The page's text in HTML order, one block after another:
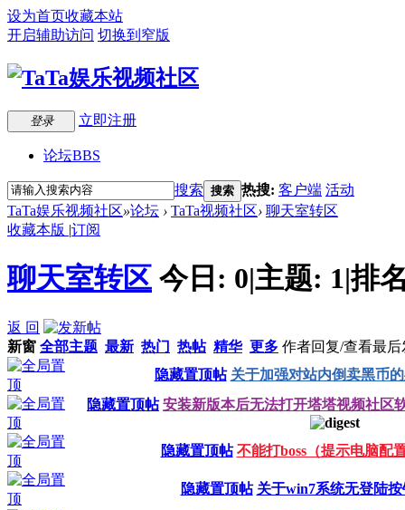
设为首页收藏本站
开启辅助访问 切换到窄版
登录 立即注册
论坛BBS
搜索 搜索 热搜: 客户端 活动
TaTa娱乐视频社区»论坛 › TaTa视频社区› 聊天室转区
收藏本版 |订阅
聊天室转区 今日: 0|主题: 1|排
返 回
新窗 全部主题 最新 热门 热帖 精华 更多 作者回复/查看最后
隐藏置顶帖 关于加强对站内倒卖黑币
隐藏置顶帖 安装新版本后无法打开塔塔视频社区
隐藏置顶帖 不能打boss（提示电脑配
隐藏置顶帖 关于win7系统无登陆